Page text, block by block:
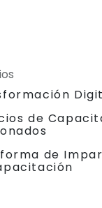
de
de